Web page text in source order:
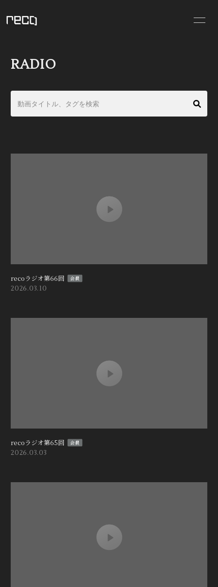
STORE
SCHEDULE
INFORMATION
PHOTO
VIDEO
ログイン
RADIO
recoラジオ第66回 会員
2026.03.10
recoラジオ第65回 会員
2026.03.03